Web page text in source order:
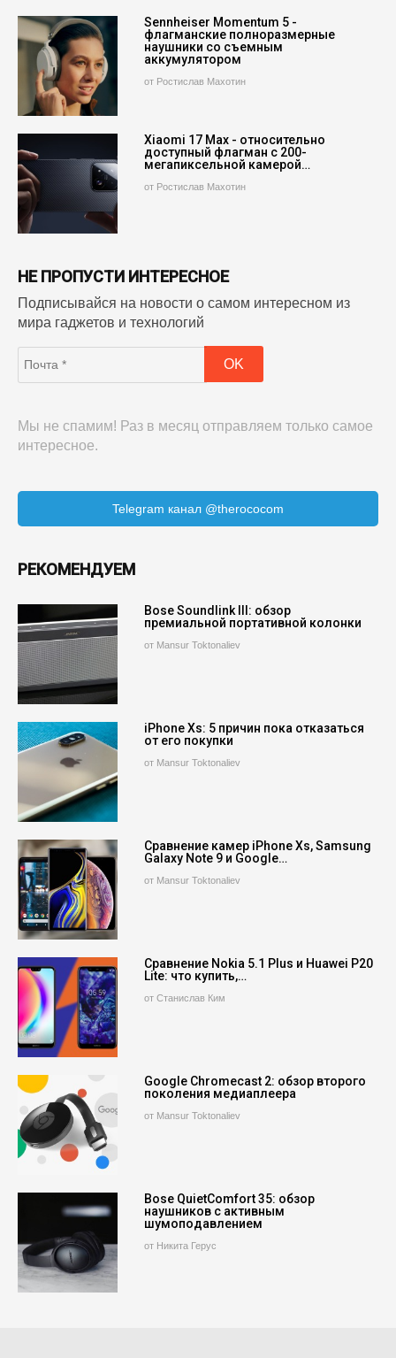
Sennheiser Momentum 5 -
флагманские полноразмерные
наушники со съемным
аккумулятором
от Ростислав Махотин
Xiaomi 17 Max - относительно
доступный флагман с 200-
мегапиксельной камерой…
от Ростислав Махотин
НЕ ПРОПУСТИ ИНТЕРЕСНОЕ
Подписывайся на новости о самом интересном из
мира гаджетов и технологий
Мы не спамим! Раз в месяц отправляем только самое
интересное.
Telegram канал @therococom
РЕКОМЕНДУЕМ
Bose Soundlink III: обзор
премиальной портативной колонки
от Mansur Toktonaliev
iPhone Xs: 5 причин пока отказаться
от его покупки
от Mansur Toktonaliev
Сравнение камер iPhone Xs, Samsung
Galaxy Note 9 и Google…
от Mansur Toktonaliev
Сравнение Nokia 5.1 Plus и Huawei P20
Lite: что купить,…
от Станислав Ким
Google Chromecast 2: обзор второго
поколения медиаплеера
от Mansur Toktonaliev
Bose QuietComfort 35: обзор
наушников с активным
шумоподавлением
от Никита Герус